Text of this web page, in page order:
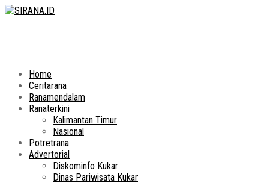
Home
Ceritarana
Ranamendalam
Ranaterkini
Kalimantan Timur
Nasional
Potretrana
Advertorial
Diskominfo Kukar
Dinas Pariwisata Kukar